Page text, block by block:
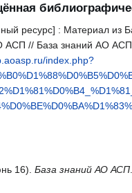
ресурс] : Материал из
АСП // База знаний АО
index.php?
16). База знаний АО АСП